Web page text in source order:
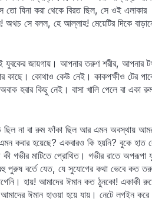
তো যিনা করা থেকে বিরত ছিল, সে ওই এলাকার
অথচ সে বলল, হে আল্লাহ! মেয়েটির দিকে
যুবকের জায়গায়। আপনার তরুণ শরীর, আপনার
কাছে। কোথাও কেউ নেই। কাকপক্ষীও টের
হবার কিছু নেই। বাসা খালি পেলে বা একা
ছিল না বা রুম ফাঁকা ছিল আর এমন অবস্থায়
এমন কবার হয়েছে? একবারও কি হয়নি? বুকে হাত
গভীর মাটিতে প্রোথিত। গভীর রাতে অপরূপা
বহু পুরুষ বর্তে যেত, যে সুযোগের কথা ভেবে কত
হায়! আমাদের ঈমান কত ঠুনকো! একাকী
ঈমান হাওয়া হয়ে যায়। নেটে লগইন করে